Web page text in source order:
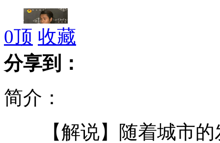
采访陈坤不能提“儿子”
实拍北京车展车模爆乳大比拼
0顶 收藏
分享到：
简介：
【解说】随着城市的